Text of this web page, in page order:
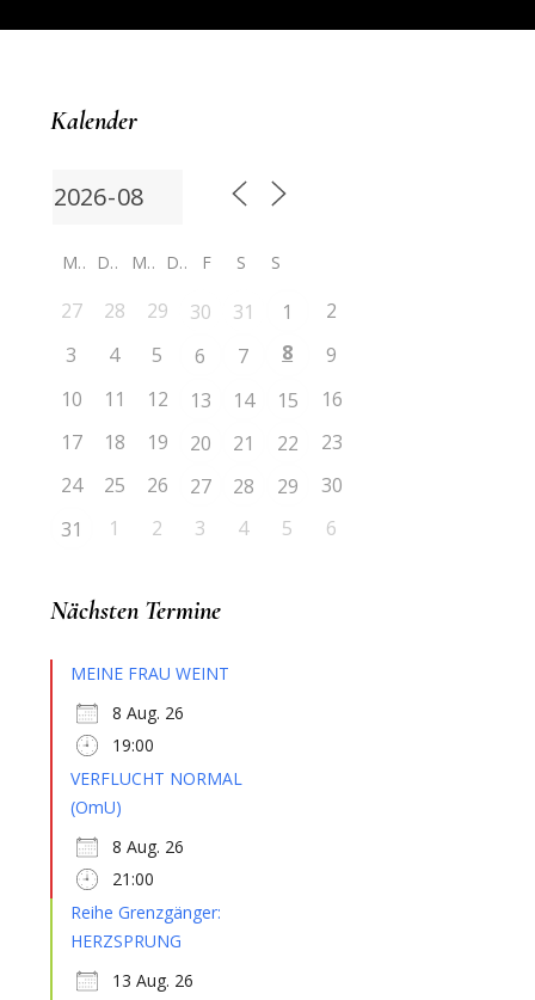
Kalender
M D M D F S S
27 28 29 30 31 1
2
3
4 5 6 7 8
9
10
11 12 13 14 15
16
17
18 19 20 21 22
23
24
25 26 27 28 29
30
31
1 2 3 4 5 6
Nächsten Termine
MEINE FRAU WEINT
8 Aug. 26
19:00
VERFLUCHT NORMAL
(OmU)
8 Aug. 26
21:00
Reihe Grenzgänger:
HERZSPRUNG
13 Aug. 26